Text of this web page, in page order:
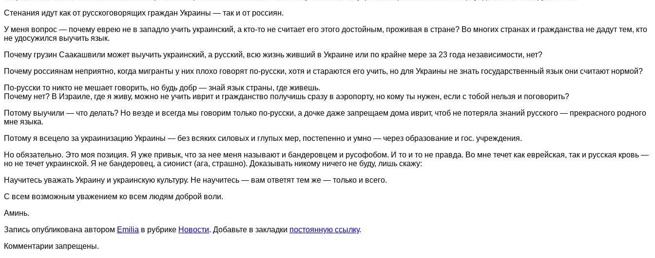
Стенания идут как от русскоговорящих граждан Украины — так и от россиян.
У меня вопрос — почему еврею не в западло учить украинский, а кто-то не считает его этого достойным, проживая в стране? Во многих странах и гражданства не дадут тем, кто
не удосужился выучить язык.
Почему грузин Саакашвили может выучить украинский, а русский, всю жизнь живший в Украине или по крайне мере за 23 года независимости, нет?
Почему россиянам неприятно, когда мигранты у них плохо говорят по-русски, хотя и стараются его учить, но для Украины не знать государственный язык они считают нормой?
По-русски то никто не мешает говорить, но будь добр — знай язык страны, где живешь.
Почему нет? В Израиле, где я живу, можно не учить иврит и гражданство получишь сразу в аэропорту, но кому ты нужен, если с тобой нельзя и поговорить?
Потому выучили — что делать? Но везде и всегда мы говорим только по-русски, а дочке даже запрещаем дома иврит, чтоб не потеряла знаний русского — прекрасного родного
мне языка.
Потому я всецело за украинизацию Украины — без всяких силовых и глупых мер, постепенно и умно — через образование и гос. учреждения.
Но обязательно. Это моя позиция. Я уже привык, что за нее меня называют и бандеровцем и русофобом. И то и то не правда. Во мне течет как еврейская, так и русская кровь —
но не течет украинской. Я не бандеровец, а сионист (ага, страшно). Доказывать никому ничего не буду, лишь скажу:
Научитесь уважать Украину и украинскую культуру. Не научитесь — вам ответят тем же — только и всего.
С всем возможным уважением ко всем людям доброй воли.
Аминь.
Запись опубликована автором Emilia в рубрике Новости. Добавьте в закладки постоянную ссылку.
Комментарии запрещены.